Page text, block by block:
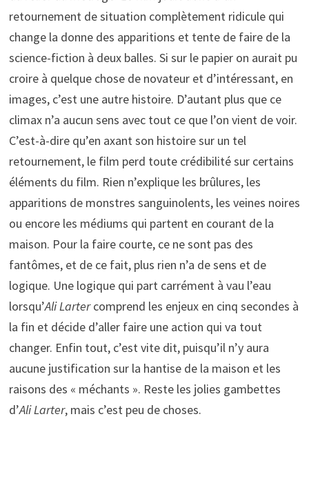
retournement de situation complètement ridicule qui
change la donne des apparitions et tente de faire de la
science-fiction à deux balles. Si sur le papier on aurait pu
croire à quelque chose de novateur et d’intéressant, en
images, c’est une autre histoire. D’autant plus que ce
climax n’a aucun sens avec tout ce que l’on vient de voir.
C’est-à-dire qu’en axant son histoire sur un tel
retournement, le film perd toute crédibilité sur certains
éléments du film. Rien n’explique les brûlures, les
apparitions de monstres sanguinolents, les veines noires
ou encore les médiums qui partent en courant de la
maison. Pour la faire courte, ce ne sont pas des
fantômes, et de ce fait, plus rien n’a de sens et de
logique. Une logique qui part carrément à vau l’eau
lorsqu’Ali Lartercomprend les enjeux en cinq secondes à
la fin et décide d’aller faire une action qui va tout
changer. Enfin tout, c’est vite dit, puisqu’il n’y aura
aucune justification sur la hantise de la maison et les
raisons des « méchants ». Reste les jolies gambettes
d’Ali Larter, mais c’est peu de choses.